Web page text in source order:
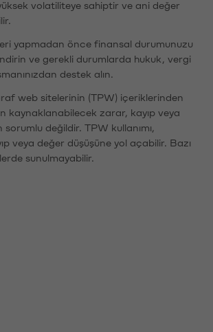
volatiliteye sahiptir ve ani değer
yapmadan önce finansal durumunuzu
ve gerekli durumlarda hukuk, vergi
destek alın.
web sitelerinin (TPW) içeriklerinden
kaynaklanabilecek zarar, kayıp veya
değildir. TPW kullanımı,
veya değer düşüşüne yol açabilir. Bazı
sunulmayabilir.